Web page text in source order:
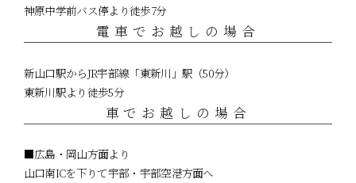
神原中学前バス停より徒歩7分
電車でお越しの場合
新山口駅からJR宇部線「東新川」駅（50分）
東新川駅より徒歩5分
車でお越しの場合
■広島・岡山方面より
山口南ICを下りて宇部・宇部空港方面へ